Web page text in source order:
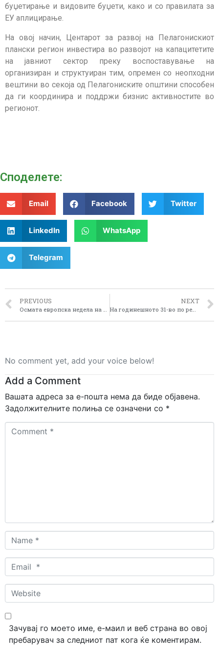
буџетирање и видовите буџети, како и со правилата за
ЕУ аплицирање.
На овој начин, Центарот за развој на Пелагонискиот
плански регион инвестира во развојот на капацитетите
на јавниот сектор преку воспоставување на
организиран и структуиран тим, опремен со неопходни
вештини во секоја од Пелагониските општини способен
да ги координира и поддржи бизнис активностите во
регионот.
Споделeте:
Email Facebook Twitter
LinkedIn WhatsApp
Telegram
PREVIOUS NEXT
На годинешното 31-во по ред издание на фестивалот “Браќа Манаки“ како добитник на наградата “Златна камера 300“ ќе гостува американската актерка, Дарил Хана
No comment yet, add your voice below!
Add a Comment
Вашата адреса за е-пошта нема да биде објавена.
Задолжителните полиња се означени со *
Comment
Name
*
Email
*
Website
Зачувај го моето име, е-маил и веб страна во овој
пребарувач за следниот пат кога ќе коментирам.